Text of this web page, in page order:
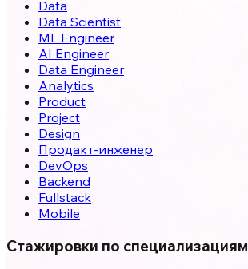
Data
Data Scientist
ML Engineer
AI Engineer
Data Engineer
Analytics
Product
Project
Design
Продакт-инженер
DevOps
Backend
Fullstack
Mobile
Стажировки по специализациям